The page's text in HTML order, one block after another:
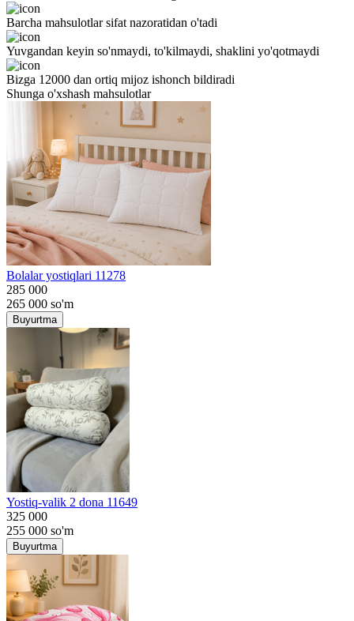
Barcha mahsulotlar sifat nazoratidan o'tadi
Yuvgandan keyin so'nmaydi, to'kilmaydi, shaklini yo'qotmaydi
Bizga 12000 dan ortiq mijoz ishonch bildiradi
Shunga o'xshash mahsulotlar
Bolalar yostiqlari 11278
285 000
265 000 so'm
Buyurtma
Yostiq-valik 2 dona 11649
325 000
255 000 so'm
Buyurtma